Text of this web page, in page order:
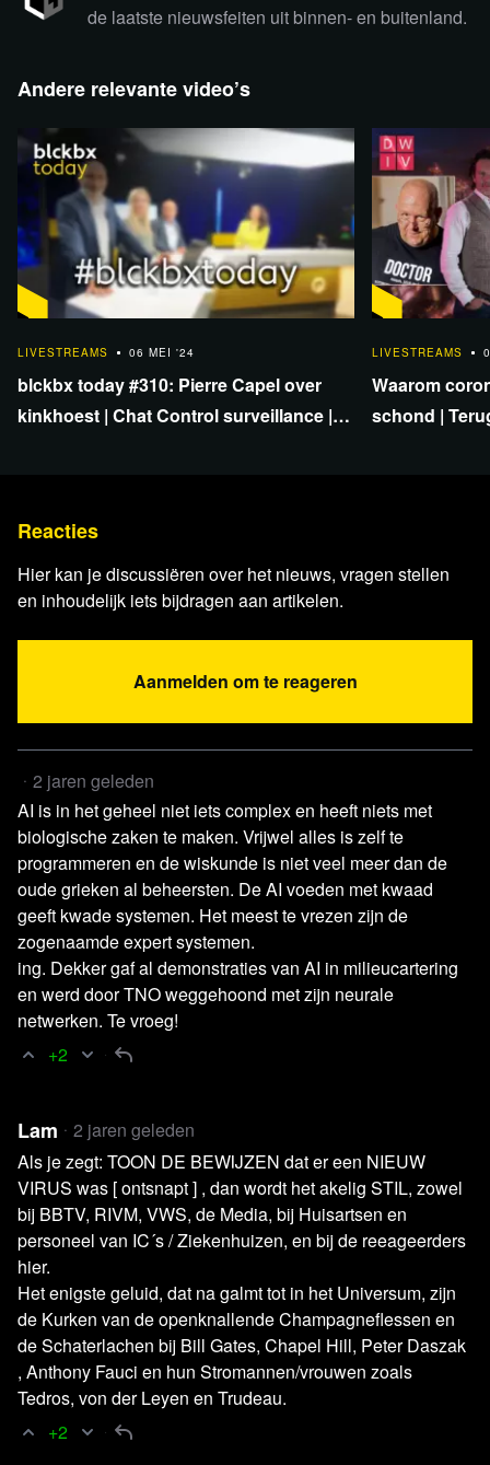
Lees 18 reacties
Lees verder
de laatste nieuwsfeiten uit binnen- en buitenland.
Andere relevante video’s
LIVESTREAMS
06 MEI '24
blckbx today #310: Pierre Capel over
kinkhoest | Chat Control surveillance |
LIVESTREAMS
Waarom
schond |
Reacties
Hier kan je discussiëren over het nieuws, vragen stellen
en inhoudelijk iets bijdragen aan artikelen.
Aanmelden om te reageren
2 jaren geleden
AI is in het geheel niet iets complex en heeft niets met
biologische zaken te maken. Vrijwel alles is zelf te
programmeren en de wiskunde is niet veel meer dan de
oude grieken al beheersten. De AI voeden met kwaad
geeft kwade systemen. Het meest te vrezen zijn de
zogenaamde expert systemen.
ing. Dekker gaf al demonstraties van AI in milieucartering
en werd door TNO weggehoond met zijn neurale
netwerken. Te vroeg!
+2
Lam
2 jaren geleden
Als je zegt: TOON DE BEWIJZEN dat er een NIEUW
VIRUS was [ ontsnapt ] , dan wordt het akelig STIL, zowel
bij BBTV, RIVM, VWS, de Media, bij Huisartsen en
personeel van IC´s / Ziekenhuizen, en bij de reeageerders
hier.
Het enigste geluid, dat na galmt tot in het Universum, zijn
de Kurken van de openknallende Champagneflessen en
de Schaterlachen bij Bill Gates, Chapel Hill, Peter Daszak
, Anthony Fauci en hun Stromannen/vrouwen zoals
Tedros, von der Leyen en Trudeau.
+2